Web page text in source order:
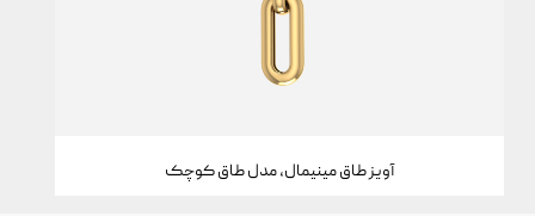
آویز طاق مینیمال، مدل طاق کوچک